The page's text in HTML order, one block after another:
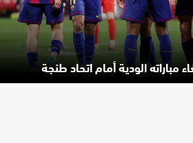
مباراته الودية أمام اتحاد طنجة